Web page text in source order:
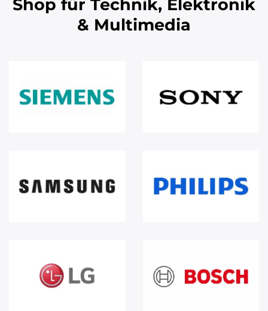
Shop für Technik, Elektronik
& Multimedia